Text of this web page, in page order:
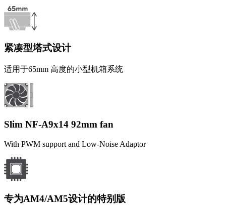
紧凑型塔式设计
适用于65mm 高度的小型机箱系统
Slim NF-A9x14 92mm fan
With PWM support and Low-Noise Adaptor
专为AM4/AM5设计的特别版